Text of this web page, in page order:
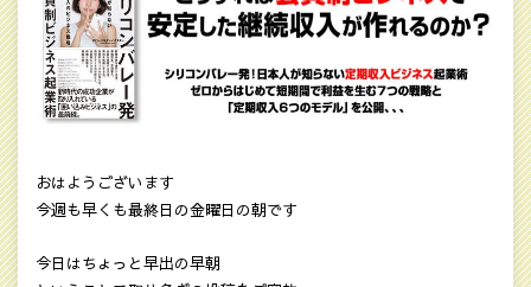
おはようございます
今週も早くも最終日の金曜日の朝です
今日はちょっと早出の早朝